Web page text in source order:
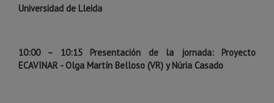
Universidad de Lleida
10:00 – 10:15 Presentación de la jornada: Proyecto
ECAVINAR - Olga Martín Belloso (VR) y Núria Casado